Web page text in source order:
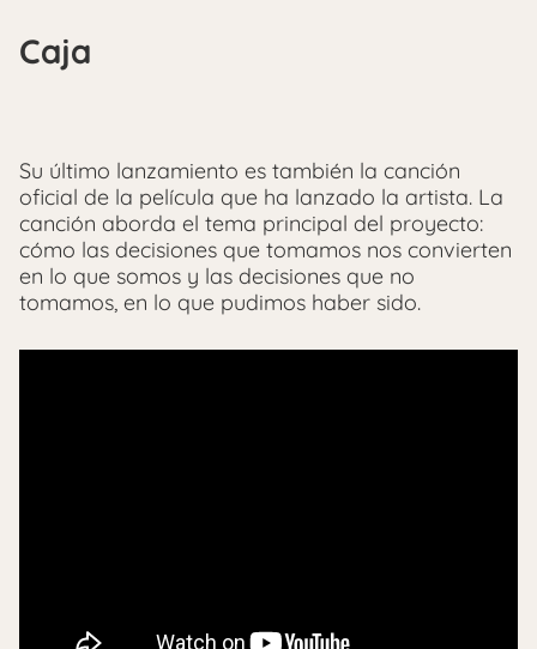
Caja
Su último lanzamiento es también la canción
oficial de la película que ha lanzado la artista. La
canción aborda el tema principal del proyecto:
cómo las decisiones que tomamos nos convierten
en lo que somos y las decisiones que no
tomamos, en lo que pudimos haber sido.